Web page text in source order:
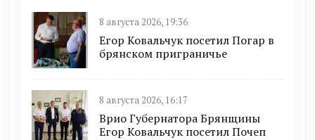
8 августа 2026, 19:36
Егор Ковальчук посетил Погар в
брянском приграничье
8 августа 2026, 16:17
Врио Губернатора Брянщины
Егор Ковальчук посетил Почеп